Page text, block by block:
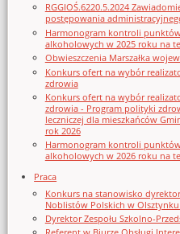
RGGIOŚ.6220.5.2024
postępowania
Harmonogram kontroli
alkoholowych w 2025 roku na
Obwieszczenia Marszałka
Konkurs ofert na wybór
zdrowia
Konkurs ofert na wybór
zdrowia - Program polityki
leczniczej dla mieszkańców
rok 2026
Harmonogram kontroli
alkoholowych w 2026 roku na
Praca
Konkurs na stanowisko
Noblistów Polskich w Olsztynku
Dyrektor Zespołu Szkolno-